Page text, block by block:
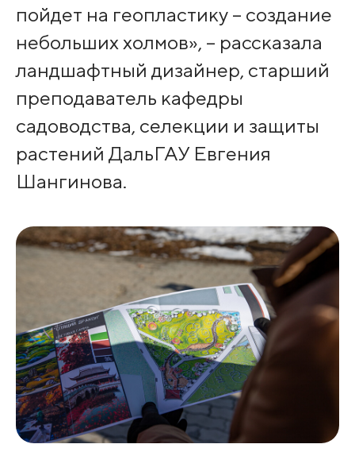
пойдет на геопластику – создание
небольших холмов», – рассказала
ландшафтный дизайнер, старший
преподаватель кафедры
садоводства, селекции и защиты
растений ДальГАУ Евгения
Шангинова.